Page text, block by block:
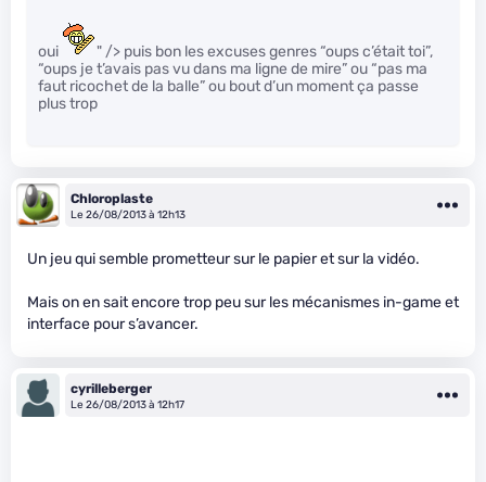
oui
" /> puis bon les excuses genres “oups c’était toi”,
“oups je t’avais pas vu dans ma ligne de mire” ou “pas ma
faut ricochet de la balle” ou bout d’un moment ça passe
plus trop
Chloroplaste
Le 26/08/2013 à 12h13
Un jeu qui semble prometteur sur le papier et sur la vidéo.
Mais on en sait encore trop peu sur les mécanismes in-game et
interface pour s’avancer.
cyrilleberger
Le 26/08/2013 à 12h17